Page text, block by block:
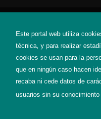
Este portal web utiliza
técnica, y para realizar
cookies se usan para la
que en ningún caso hacen
recaba ni cede datos de
usuarios sin su conocimiento
Contacto
Política de envíos
Política